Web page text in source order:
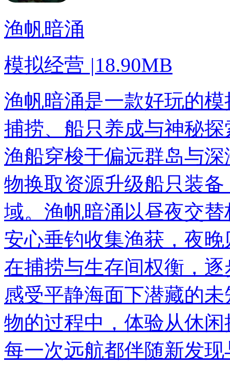
渔帆暗涌
模拟经营 |18.90MB
渔帆暗涌是一款好玩的
捕捞、船只养成与神秘
渔船穿梭于偏远群岛与
物换取资源升级船只装
域。渔帆暗涌以昼夜交
安心垂钓收集渔获，夜
在捕捞与生存间权衡，
感受平静海面下潜藏的
物的过程中，体验从休
每一次远航都伴随新发